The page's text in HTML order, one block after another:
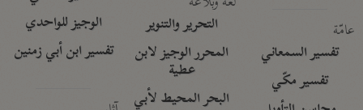
عامّة
تفسير السمعاني
تفسير مكّي
التحرير والتنوير
المحرر الوجيز لابن
عطية
البحر المحيط لأبي
الوجيز للواحدي
تفسير ابن أبي زمنين